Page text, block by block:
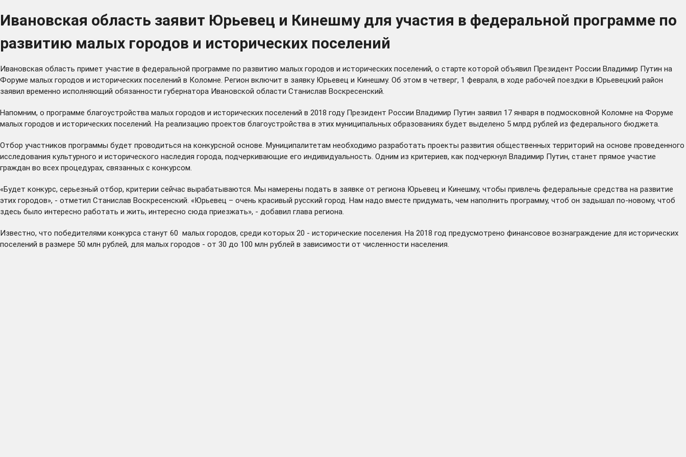
Ивановская область заявит Юрьевец и Кинешму для участия в федеральной программе по
развитию малых городов и исторических поселений
Ивановская область примет участие в федеральной программе по развитию малых городов и исторических поселений, о старте которой объявил Президент России Владимир Путин на
Форуме малых городов и исторических поселений в Коломне. Регион включит в заявку Юрьевец и Кинешму. Об этом в четверг, 1 февраля, в ходе рабочей поездки в Юрьевецкий район
заявил временно исполняющий обязанности губернатора Ивановской области Станислав Воскресенский.
Напомним, о программе благоустройства малых городов и исторических поселений в 2018 году Президент России Владимир Путин заявил 17 января в подмосковной Коломне на Форуме
малых городов и исторических поселений. На реализацию проектов благоустройства в этих муниципальных образованиях будет выделено 5 млрд рублей из федерального бюджета.
Отбор участников программы будет проводиться на конкурсной основе. Муниципалитетам необходимо разработать проекты развития общественных территорий на основе проведенного
исследования культурного и исторического наследия города, подчеркивающие его индивидуальность. Одним из критериев, как подчеркнул Владимир Путин, станет прямое участие
граждан во всех процедурах, связанных с конкурсом.
«Будет конкурс, серьезный отбор, критерии сейчас вырабатываются. Мы намерены подать в заявке от региона Юрьевец и Кинешму, чтобы привлечь федеральные средства на развитие
этих городов», - отметил Станислав Воскресенский. «Юрьевец – очень красивый русский город. Нам надо вместе придумать, чем наполнить программу, чтоб он задышал по-новому, чтоб
здесь было интересно работать и жить, интересно сюда приезжать», - добавил глава региона.
Известно, что победителями конкурса станут 60 малых городов, среди которых 20 - исторические поселения. На 2018 год предусмотрено финансовое вознаграждение для исторических
поселений в размере 50 млн рублей, для малых городов - от 30 до 100 млн рублей в зависимости от численности населения.